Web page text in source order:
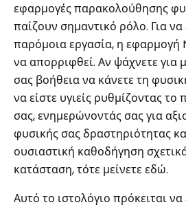
εφαρμογές παρακολούθησης
παίζουν σημαντικό ρόλο. Για να
παρόμοια εργασία, η εφαρμογή
να απορριφθεί. Αν ψάχνετε για
σας βοήθεια να κάνετε τη
να είστε υγιείς ρυθμίζοντας
σας, ενημερώνοντάς σας για
φυσικής σας δραστηριότητας
ουσιαστική καθοδήγηση
κατάσταση, τότε μείνετε εδώ.
Αυτό το ιστολόγιο πρόκειται